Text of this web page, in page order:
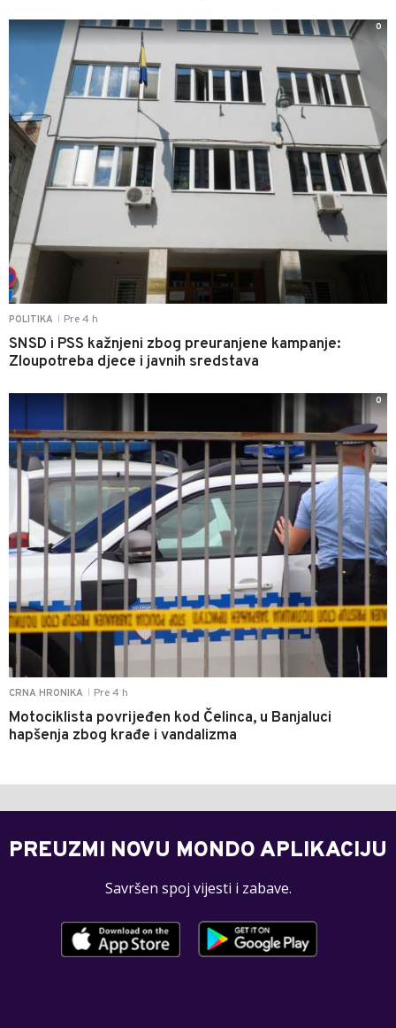
POLITIKA Pre 4 h
SNSD i PSS kažnjeni zbog preuranjene kampanje:
Zloupotreba djece i javnih sredstava
0
CRNA HRONIKA Pre 4 h
Motociklista povrijeđen kod Čelinca, u Banjaluci
hapšenja zbog krađe i vandalizma
0
PREUZMI NOVU MONDO APLIKACIJU
Savršen spoj vijesti i zabave.